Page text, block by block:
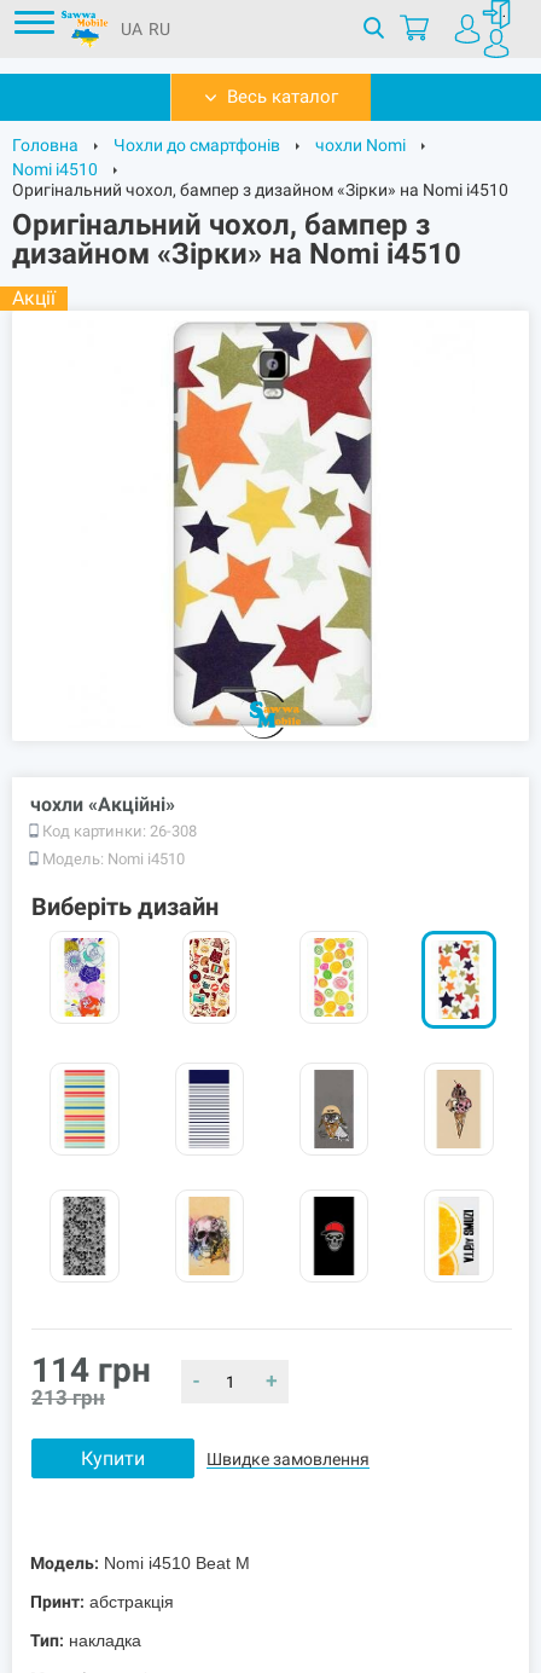
UA RU
Весь каталог
Головна Чохли до смартфонів
чохли Nomi
Nomi i4510
Оригінальний чохол, бампер з дизайном «Зірки» на Nomi i4510
Оригінальний чохол, бампер з
дизайном «Зірки» на Nomi i4510
Акції
чохли «Акційні»
Код картинки: 26-308
Модель: Nomi i4510
Виберіть дизайн
114 грн
213 грн
- +
Купити Швидке замовлення
Модель: Nomi i4510 Beat M
Принт: абстракція
Тип: накладка